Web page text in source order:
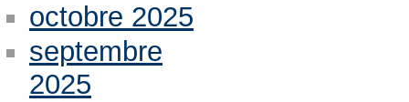
octobre 2025
septembre
2025